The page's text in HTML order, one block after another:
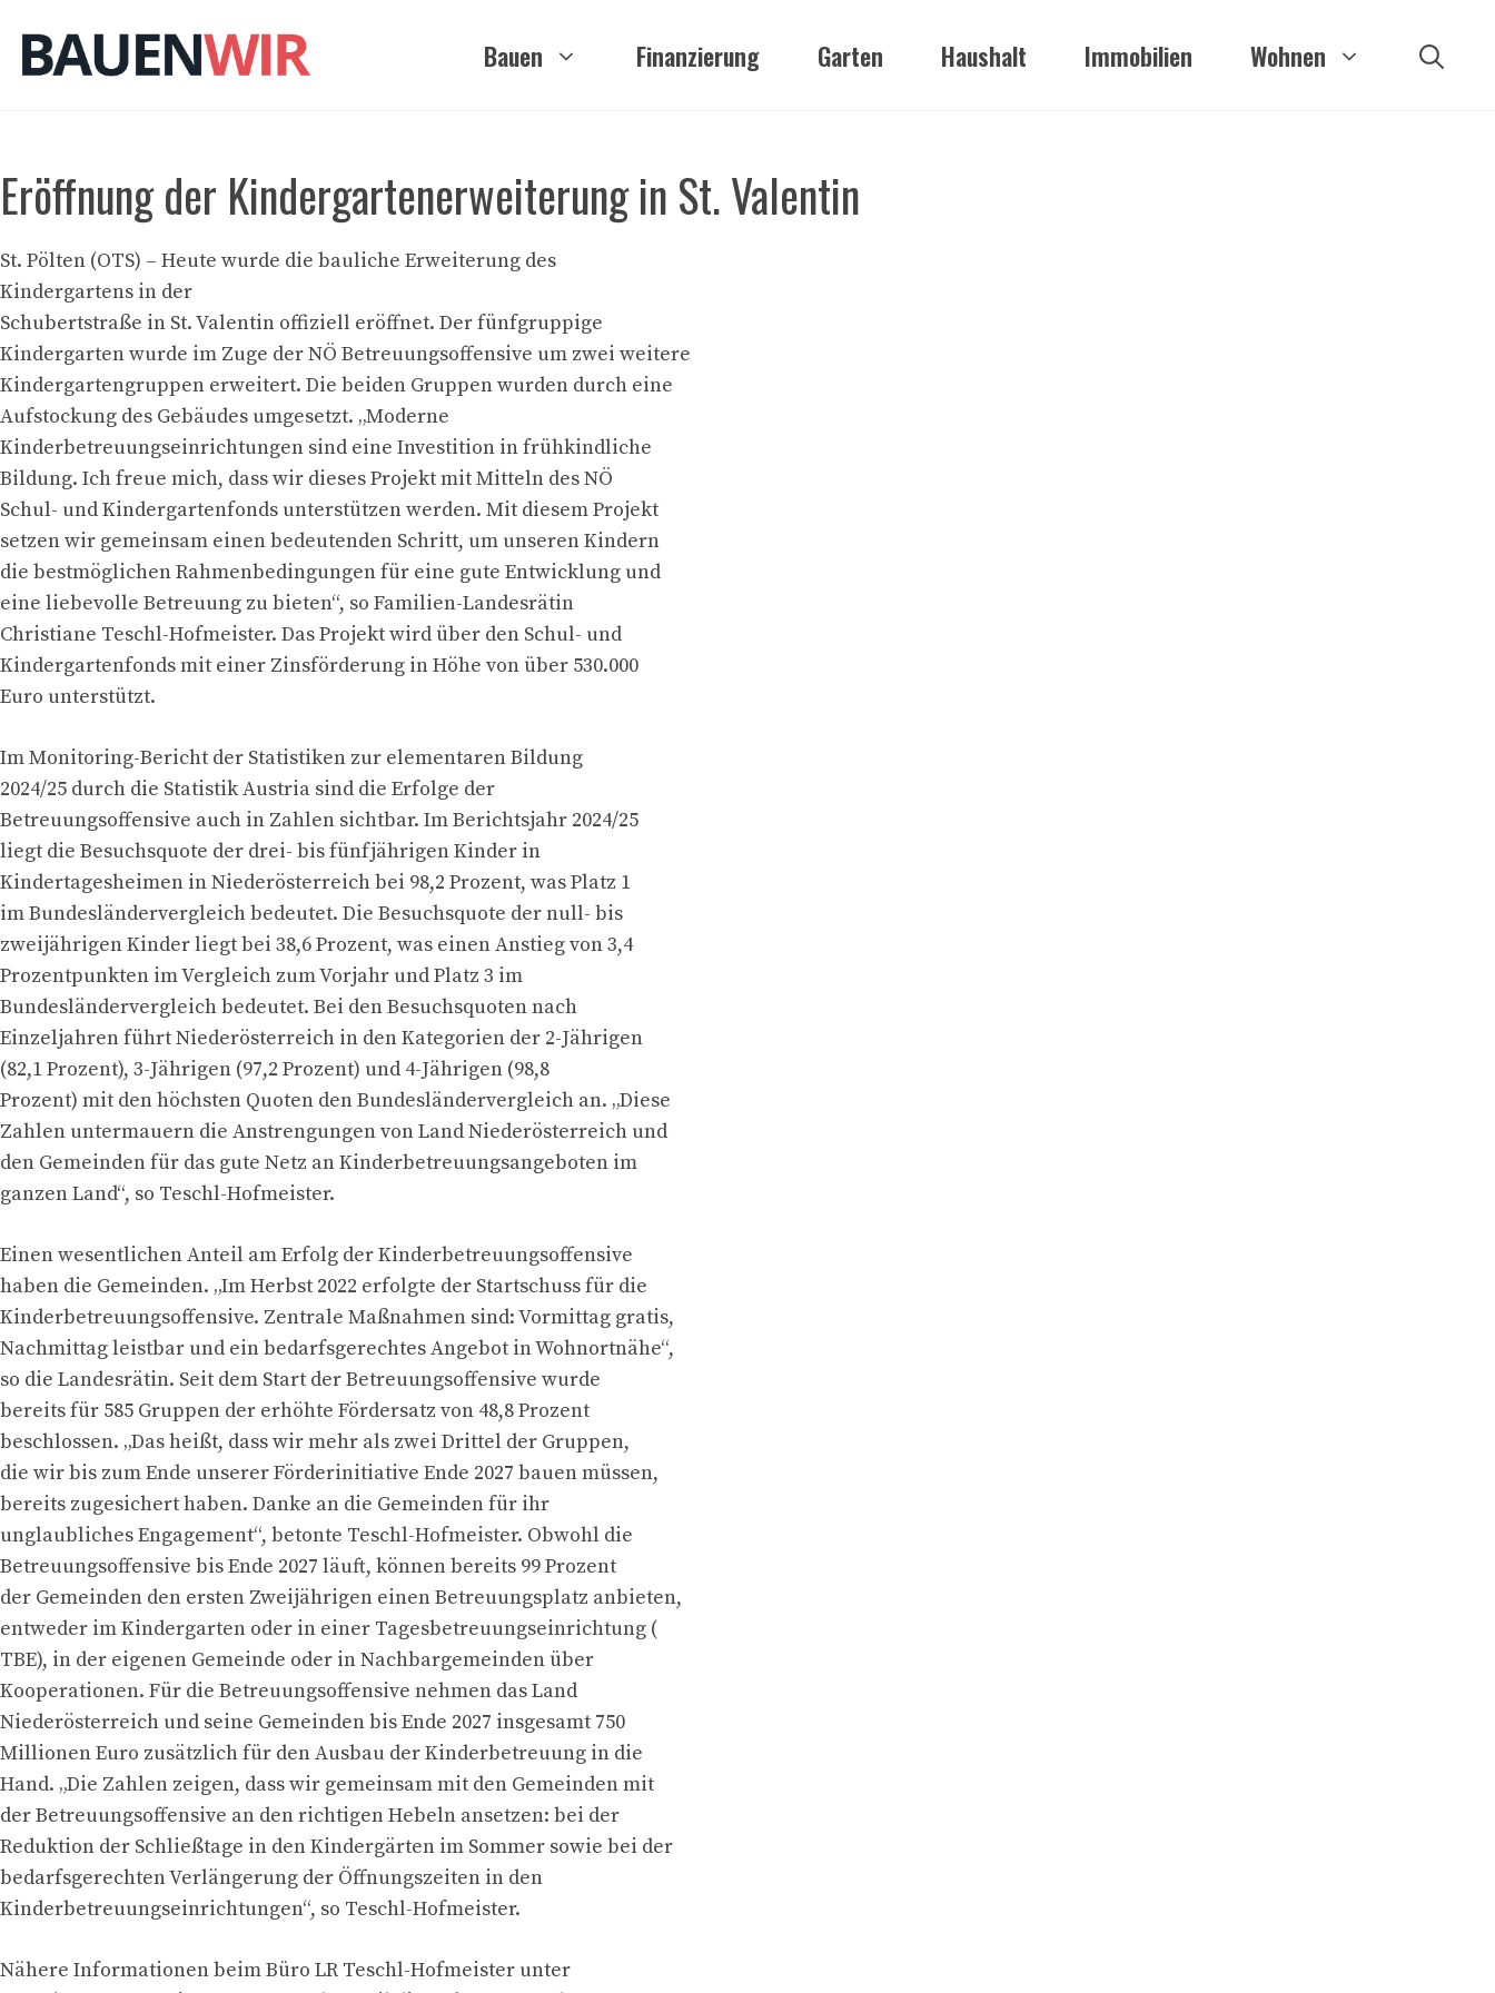
Inhalt
springen
Bauen Finanzierung Garten Haushalt Immobilien Wohnen
Eröffnung der Kindergartenerweiterung in St. Valentin
St. Pölten (OTS) – Heute wurde die bauliche Erweiterung des
Kindergartens in der
Schubertstraße in St. Valentin offiziell eröffnet. Der fünfgruppige
Kindergarten wurde im Zuge der NÖ Betreuungsoffensive um zwei weitere
Kindergartengruppen erweitert. Die beiden Gruppen wurden durch eine
Aufstockung des Gebäudes umgesetzt. „Moderne
Kinderbetreuungseinrichtungen sind eine Investition in frühkindliche
Bildung. Ich freue mich, dass wir dieses Projekt mit Mitteln des NÖ
Schul- und Kindergartenfonds unterstützen werden. Mit diesem Projekt
setzen wir gemeinsam einen bedeutenden Schritt, um unseren Kindern
die bestmöglichen Rahmenbedingungen für eine gute Entwicklung und
eine liebevolle Betreuung zu bieten“, so Familien-Landesrätin
Christiane Teschl-Hofmeister. Das Projekt wird über den Schul- und
Kindergartenfonds mit einer Zinsförderung in Höhe von über 530.000
Euro unterstützt.
Im Monitoring-Bericht der Statistiken zur elementaren Bildung
2024/25 durch die Statistik Austria sind die Erfolge der
Betreuungsoffensive auch in Zahlen sichtbar. Im Berichtsjahr 2024/25
liegt die Besuchsquote der drei- bis fünfjährigen Kinder in
Kindertagesheimen in Niederösterreich bei 98,2 Prozent, was Platz 1
im Bundesländervergleich bedeutet. Die Besuchsquote der null- bis
zweijährigen Kinder liegt bei 38,6 Prozent, was einen Anstieg von 3,4
Prozentpunkten im Vergleich zum Vorjahr und Platz 3 im
Bundesländervergleich bedeutet. Bei den Besuchsquoten nach
Einzeljahren führt Niederösterreich in den Kategorien der 2-Jährigen
(82,1 Prozent), 3-Jährigen (97,2 Prozent) und 4-Jährigen (98,8
Prozent) mit den höchsten Quoten den Bundesländervergleich an. „Diese
Zahlen untermauern die Anstrengungen von Land Niederösterreich und
den Gemeinden für das gute Netz an Kinderbetreuungsangeboten im
ganzen Land“, so Teschl-Hofmeister.
Einen wesentlichen Anteil am Erfolg der Kinderbetreuungsoffensive
haben die Gemeinden. „Im Herbst 2022 erfolgte der Startschuss für die
Kinderbetreuungsoffensive. Zentrale Maßnahmen sind: Vormittag gratis,
Nachmittag leistbar und ein bedarfsgerechtes Angebot in Wohnortnähe“,
so die Landesrätin. Seit dem Start der Betreuungsoffensive wurde
bereits für 585 Gruppen der erhöhte Fördersatz von 48,8 Prozent
beschlossen. „Das heißt, dass wir mehr als zwei Drittel der Gruppen,
die wir bis zum Ende unserer Förderinitiative Ende 2027 bauen müssen,
bereits zugesichert haben. Danke an die Gemeinden für ihr
unglaubliches Engagement“, betonte Teschl-Hofmeister. Obwohl die
Betreuungsoffensive bis Ende 2027 läuft, können bereits 99 Prozent
der Gemeinden den ersten Zweijährigen einen Betreuungsplatz anbieten,
entweder im Kindergarten oder in einer Tagesbetreuungseinrichtung (
TBE), in der eigenen Gemeinde oder in Nachbargemeinden über
Kooperationen. Für die Betreuungsoffensive nehmen das Land
Niederösterreich und seine Gemeinden bis Ende 2027 insgesamt 750
Millionen Euro zusätzlich für den Ausbau der Kinderbetreuung in die
Hand. „Die Zahlen zeigen, dass wir gemeinsam mit den Gemeinden mit
der Betreuungsoffensive an den richtigen Hebeln ansetzen: bei der
Reduktion der Schließtage in den Kindergärten im Sommer sowie bei der
bedarfsgerechten Verlängerung der Öffnungszeiten in den
Kinderbetreuungseinrichtungen“, so Teschl-Hofmeister.
Nähere Informationen beim Büro LR Teschl-Hofmeister unter